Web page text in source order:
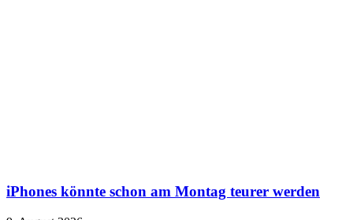
iPhones könnte schon am Montag teurer werden